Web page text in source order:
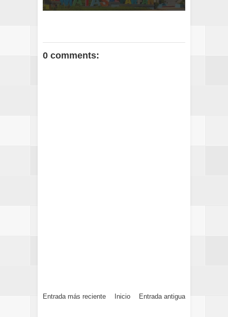
0 comments:
Entrada más reciente Entrada antigua
Inicio